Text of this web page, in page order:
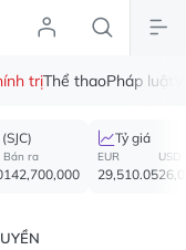
trịThể thaoPháp luật
Bán ra
142,700,000
Tỷ giá
EUR
29,510.05
USD